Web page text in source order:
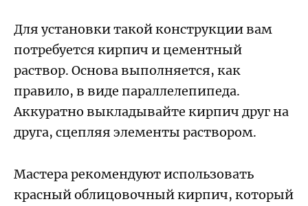
Для установки такой конструкции вам
потребуется кирпич и цементный
раствор. Основа выполняется, как
правило, в виде параллелепипеда.
Аккуратно выкладывайте кирпич друг на
друга, сцепляя элементы раствором.
Мастера рекомендуют использовать
красный облицовочный кирпич, который